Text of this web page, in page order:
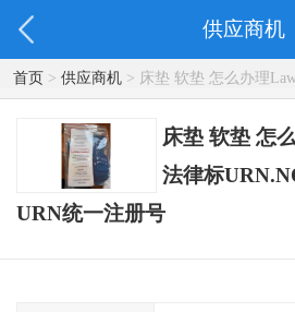
供应商机
首页> 供应商机> 床垫 软垫 怎么办理
URN.NO./REG.NO.注册号 URN统一注册
床垫 软垫 怎
法律标
URN统一注册号